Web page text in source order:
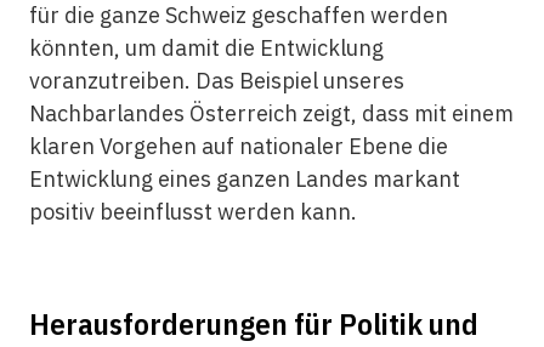
für die ganze Schweiz geschaffen werden
könnten, um damit die Entwicklung
voranzutreiben. Das Beispiel unseres
Nachbarlandes Österreich zeigt, dass mit einem
klaren Vorgehen auf nationaler Ebene die
Entwicklung eines ganzen Landes markant
positiv beeinflusst werden kann.
Herausforderungen für Politik und